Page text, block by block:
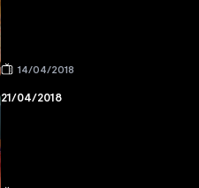
14/04/2018
21/04/2018